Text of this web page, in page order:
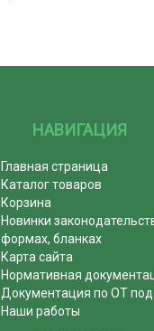
НАВИГАЦИЯ
Главная страница
Каталог товаров
Корзина
Новинки
формах, бланках
Карта сайта
Нормативная
Документация по ОТ
Наши работы